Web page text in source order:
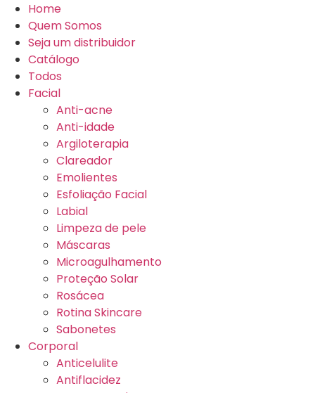
Home
Quem Somos
Seja um distribuidor
Catálogo
Todos
Facial
Anti-acne
Anti-idade
Argiloterapia
Clareador
Emolientes
Esfoliação Facial
Labial
Limpeza de pele
Máscaras
Microagulhamento
Proteção Solar
Rosácea
Rotina Skincare
Sabonetes
Corporal
Anticelulite
Antiflacidez